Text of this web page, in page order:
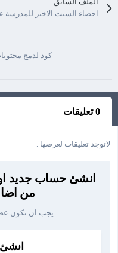
احصاء السبت الاخير
0 تعليقات
لاتوجد تعليقات لعرضها .
انشئ حساب جديد
من
يجب ان تكون